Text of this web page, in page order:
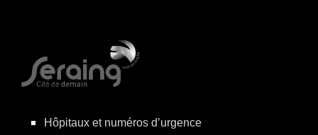
Hôpitaux et numéros d’urgence